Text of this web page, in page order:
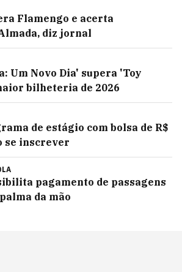
Flamengo e acerta
diz jornal
Um Novo Dia' supera 'Toy
bilheteria de 2026
de estágio com bolsa de R$
se inscrever
pagamento de passagens
da mão